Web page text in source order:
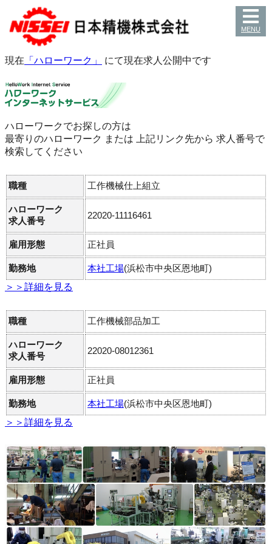
MENU
現在 「ハローワーク」 にて現在求人公開中です
ハローワークでお探しの方は
最寄りのハローワーク または 上記リンク先から 求人番号で
検索してください
職種 工作機械仕上組立
ハローワーク
求人番号
22020-11116461
雇用形態 正社員
勤務地 本社工場(浜松市中央区恩地町)
＞＞詳細を見る
職種 工作機械部品加工
ハローワーク
求人番号
22020-08012361
雇用形態 正社員
勤務地 本社工場(浜松市中央区恩地町)
＞＞詳細を見る